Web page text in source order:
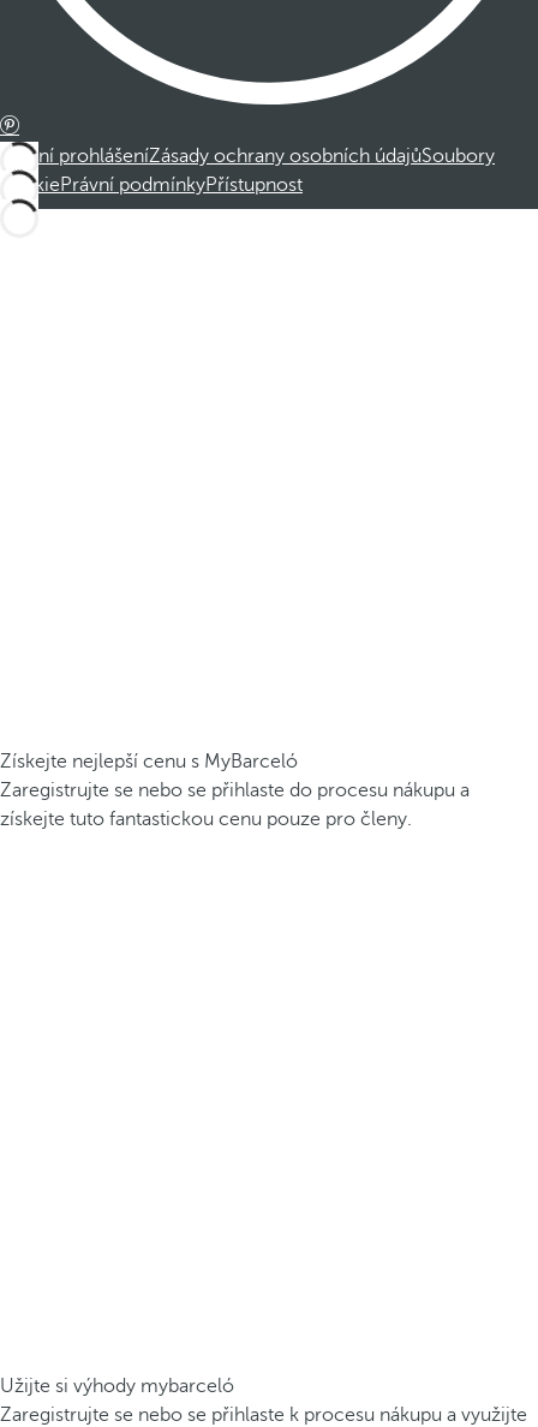
Právní prohlášeníZásady ochrany osobních údajůSoubory
cookiePrávní podmínkyPřístupnost
Získejte nejlepší cenu s MyBarceló
Zaregistrujte se nebo se přihlaste do procesu nákupu a
získejte tuto fantastickou cenu pouze pro členy.
Užijte si výhody mybarceló
Zaregistrujte se nebo se přihlaste k procesu nákupu a využijte